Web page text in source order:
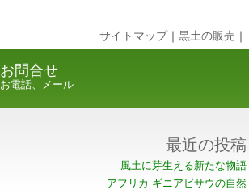
サイトマップ｜ 黒土の販売 ｜
お問合せ
お電話、メール
最近の投稿
風土に芽生える新たな物語
アフリカ ギニアビサウの自然